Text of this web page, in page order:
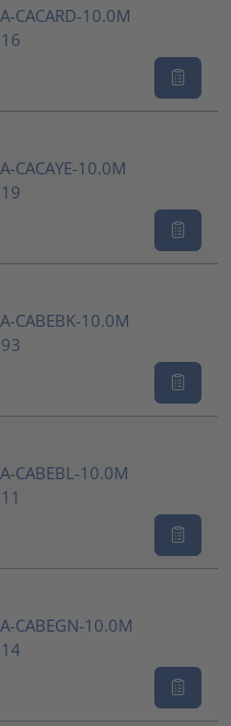
CACARD-10.0M
CACAYE-10.0M
CABEBK-10.0M
CABEBL-10.0M
CABEGN-10.0M